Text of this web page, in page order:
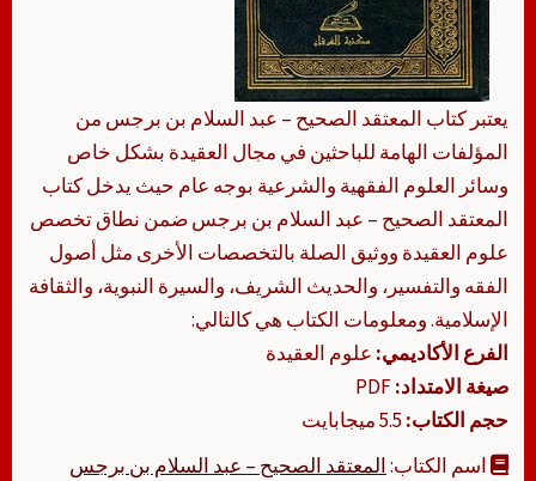
يعتبر كتاب المعتقد الصحيح – عبد السلام بن برجس من
المؤلفات الهامة للباحثين في مجال العقيدة بشكل خاص
وسائر العلوم الفقهية والشرعية بوجه عام حيث يدخل كتاب
المعتقد الصحيح – عبد السلام بن برجس ضمن نطاق تخصص
علوم العقيدة ووثيق الصلة بالتخصصات الأخرى مثل أصول
الفقه والتفسير، والحديث الشريف، والسيرة النبوية، والثقافة
الإسلامية. ومعلومات الكتاب هي كالتالي:
الفرع الأكاديمي: علوم العقيدة
صيغة الامتداد:
حجم الكتاب:
اسم الكتاب:المعتقد الصحيح – عبد السلام بن برجس